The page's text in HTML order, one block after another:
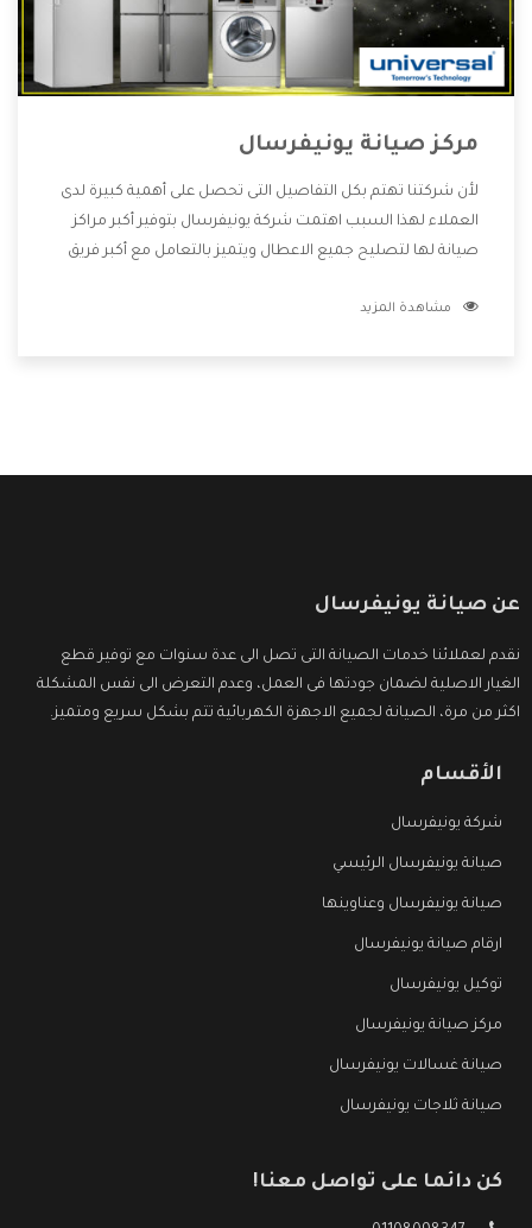
مركز صيانة يونيفرسال
لأن شركتنا تهتم بكل التفاصيل التى تحصل على أهمية كبيرة لدى
العملاء لهذا السبب اهتمت شركة يونيفرسال بتوفير أكبر مراكز
صيانة لها لتصليح جميع الاعطال ويتميز بالتعامل مع أكبر فريق
مكانتنا وعلى عملاءنا الكرام .
مشاهدة المزيد
عن صيانة يونيفرسال
نقدم لعملائنا خدمات الصيانة التى تصل الى عدة سنوات مع توفير قطع
الغيار الاصلية لضمان جودتها فى العمل، وعدم التعرض الى نفس المشكلة
اكثر من مرة، الصيانة لجميع الاجهزة الكهربائية تتم بشكل سريع ومتميز.
الأقسام
شركة يونيفرسال
صيانة يونيفرسال الرئيسي
صيانة يونيفرسال وعناوينها
ارقام صيانة يونيفرسال
توكيل يونيفرسال
مركز صيانة يونيفرسال
صيانة غسالات يونيفرسال
صيانة ثلاجات يونيفرسال
كن دائما على تواصل معنا!